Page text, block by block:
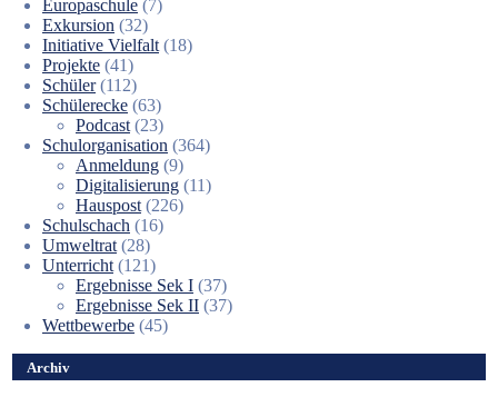
Europaschule (7)
Exkursion (32)
Initiative Vielfalt (18)
Projekte (41)
Schüler(112)
Schülerecke (63)
Podcast (23)
Schulorganisation (364)
Anmeldung (9)
Digitalisierung (11)
Hauspost (226)
Schulschach (16)
Umweltrat (28)
Unterricht (121)
Ergebnisse Sek I (37)
Ergebnisse Sek II (37)
Wettbewerbe (45)
Archiv